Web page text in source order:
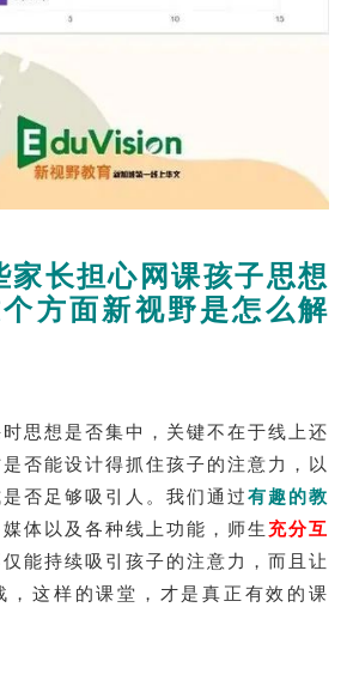
家长担心网课孩子思想
方面新视野是怎么解
思想是否集中，关键不在于线上还
否能设计得抓住孩子的注意力，以
否足够吸引人。我们通过有趣的教
体以及各种线上功能，师生 充分互
仅能持续吸引孩子的注意力，而且让
，这样的课堂，才是真正有效的课